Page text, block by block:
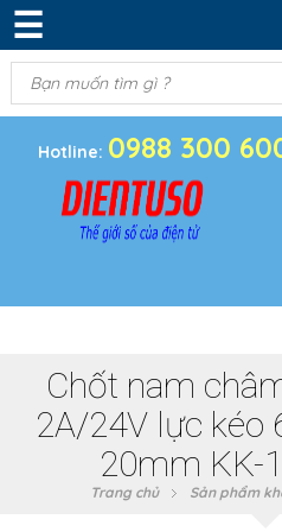
DANH MỤC SẢN PHẨM
KIM KHÍ
ĐIỆN TRỞ & TỤ ĐIỆN
BOARD PHÁT TRIỂN
MODULE CẢM BIẾN
LINH KIỆN KHÁC
☰
Hotline: 0988 300
Chốt nam
2A/24V lực kéo
20mm KK-
Trang chủ Sản phẩm